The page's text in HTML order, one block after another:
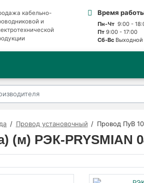
кабельно-
и
Время
Пн-Чт9:00 -
Пт9:00 - 17:00
Сб-ВсВыходной
Провод установочный Провод ПуВ
(м) РЭК-PRYSMIAN